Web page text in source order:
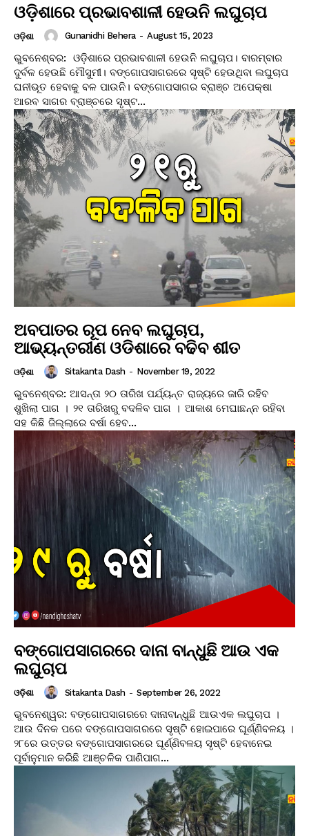
ଓଡ଼ିଶାରେ ପ୍ରଭାବଶାଳୀ ହେଉନି ଲଘୁଚାପ
ଓଡ଼ିଶା Gunanidhi Behera - August 15, 2023
ଭୁବନେଶ୍ବର: ଓଡ଼ିଶାରେ ପ୍ରଭାବଶାଳୀ ହେଉନି ଲଘୁଚାପ। ବାରମ୍ବାର
ଦୁର୍ବଳ ହେଉଛି ମୌସୁମୀ। ବଙ୍ଗୋପସାଗରରେ ସୃଷ୍ଟି ହେଉଥିବା ଲଘୁଚାପ
ଘନୀଭୂତ ହେବାକୁ ବଳ ପାଉନି। ବଙ୍ଗୋପସାଗର ବ୍ରାଞ୍ଚ ଅପେକ୍ଷା
ଆରବ ସାଗର ବ୍ରାଞ୍ଚରେ ସୃଷ୍ଟ...
ଅବପାତର ରୂପ ନେବ ଲଘୁଚାପ,
ଆଭ୍ୟନ୍ତରୀଣ ଓଡିଶାରେ ବଢିବ ଶୀତ
ଓଡ଼ିଶା Sitakanta Dash - November 19, 2022
ଭୁବନେଶ୍ବର: ଆସନ୍ତା ୨୦ ତାରିଖ ପର୍ଯ୍ୟନ୍ତ ରାଜ୍ୟରେ ଜାରି ରହିବ
ଶୁଖିଲା ପାଗ । ୨୧ ତାରିଖରୁ ବଦଳିବ ପାଗ । ଆକାଶ ମେଘାଛନ୍ନ ରହିବା
ସହ କିଛି ଜିଲ୍ଲାରେ ବର୍ଷା ହେବ...
ବଙ୍ଗୋପସାଗରରେ ଦାନା ବାନ୍ଧୁଛି ଆଉ ଏକ
ଲଘୁଚାପ
ଓଡ଼ିଶା Sitakanta Dash - September 26, 2022
ଭୁବନେଶ୍ୱର: ବଙ୍ଗୋପସାଗରରେ ଦାନାବାନ୍ଧୁଛି ଆଉଏକ ଲଘୁଚାପ ।
ଆଉ ଦିନକ ପରେ ବଙ୍ଗୋପସାଗରରେ ସୃଷ୍ଟି ହୋଇପାରେ ଘୂର୍ଣ୍ଣିବଳୟ ।
୨୮ରେ ଉତ୍ତର ବଙ୍ଗୋପସାଗରରେ ଘୂର୍ଣ୍ଣିବଳୟ ସୃଷ୍ଟି ହେବାନେଇ
ପୂର୍ବାନୁମାନ କରିଛି ଆଞ୍ଚଳିକ ପାଣିପାଗ...